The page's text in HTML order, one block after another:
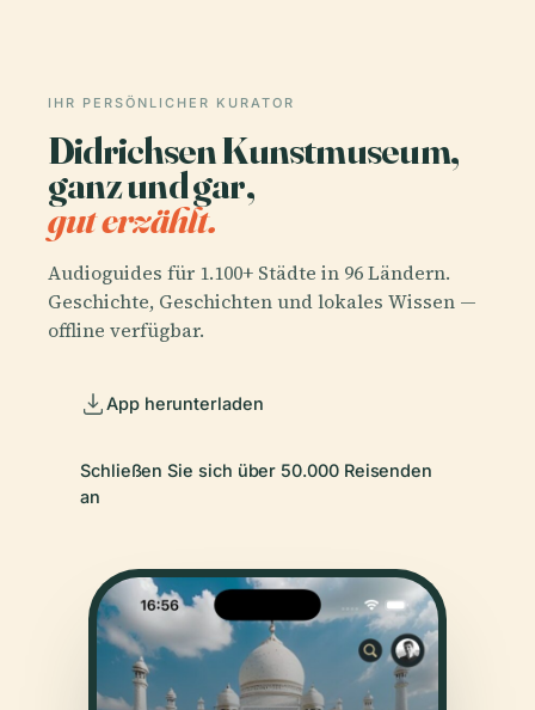
IHR PERSÖNLICHER KURATOR
Didrichsen Kunstmuseum,
ganz und gar,
gut erzählt.
Audioguides für 1.100+ Städte in 96 Ländern.
Geschichte, Geschichten und lokales Wissen —
offline verfügbar.
App herunterladen
Schließen Sie sich über 50.000 Reisenden
an